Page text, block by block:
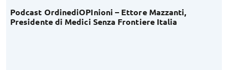
Podcast OrdinediOPInioni – Ettore Mazzanti,
Presidente di Medici Senza Frontiere Italia